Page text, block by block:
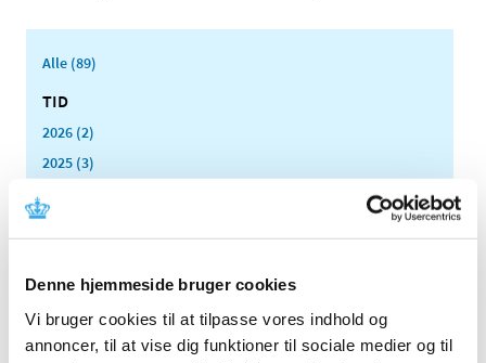
Denne hjemmeside bruger cookies
Vi bruger cookies til at tilpasse vores indhold og
annoncer, til at vise dig funktioner til sociale medier og til
Alle (89)
TID
2026 (2)
2025 (3)
2023 (3)
2021 (1)
2020 (1)
2019 (4)